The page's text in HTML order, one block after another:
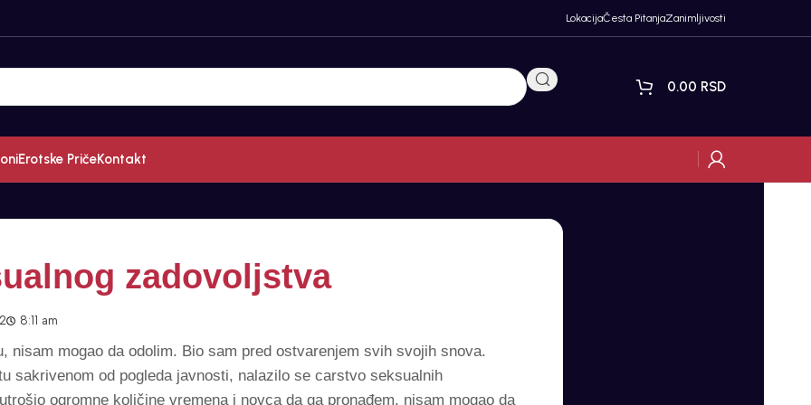
LokacijaČesta PitanjaZanimljivosti
0.00 RSD
Erotske PričeKontakt
zadovoljstva
8:11 am
nisam mogao da odolim. Bio sam pred ostvarenjem svih svojih snova.
sakrivenom od pogleda javnosti, nalazilo se carstvo seksualnih
ogromne količine vremena i novca da ga pronađem, nisam mogao da